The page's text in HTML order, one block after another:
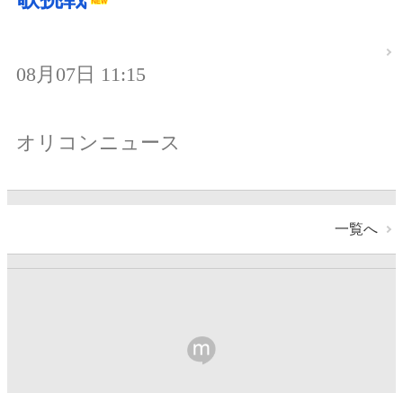
08月07日 11:15
オリコンニュース
一覧へ